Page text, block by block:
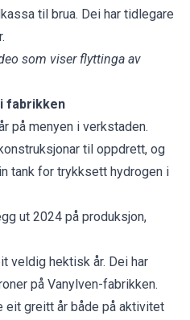
til brua. Dei har tidlegare
som viser flyttinga av
fabrikken
på menyen i verkstaden.
til oppdrett, og
tank for trykksett hydrogen i
ut 2024 på produksjon,
veldig hektisk år. Dei har
på Vanylven-fabrikken.
eit greitt år både på aktivitet